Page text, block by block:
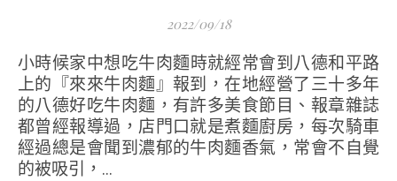
2022/09/18
小時候家中想吃牛肉麵時就經常會到八德和平路
上的『來來牛肉麵』報到，在地經營了三十多年
的八德好吃牛肉麵，有許多美食節目、報章雜誌
都曾經報導過，店門口就是煮麵廚房，每次騎車
經過總是會聞到濃郁的牛肉麵香氣，常會不自覺
的被吸引，...